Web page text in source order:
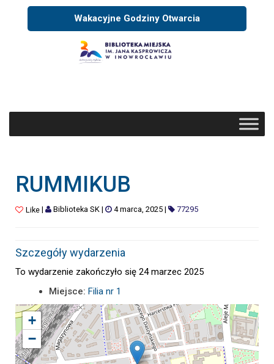
Wakacyjne Godziny Otwarcia
RUMMIKUB
Like| Biblioteka SK| 4 marca, 2025| 77295
Szczegóły wydarzenia
To wydarzenie zakończyło się 24 marzec 2025
Miejsce: Filia nr 1
+
−